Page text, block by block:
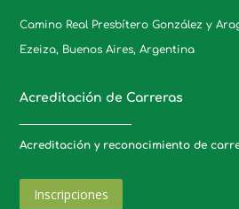
Camino Real Presbítero González y
Ezeiza, Buenos Aires, Argentina
Acreditación de Carreras
Acreditación y reconocimiento de
Inscripciones